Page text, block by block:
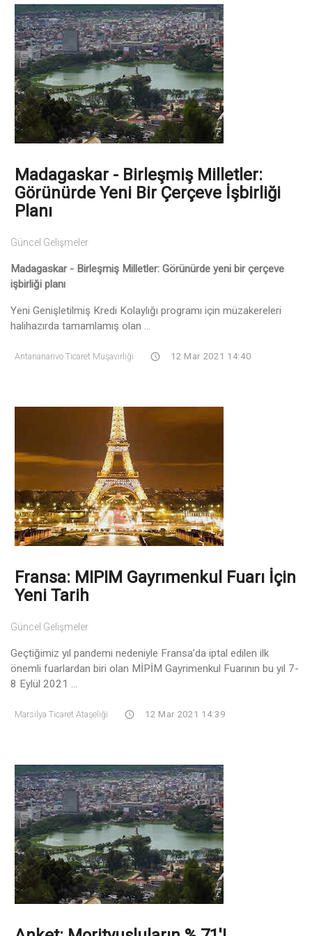
Madagaskar - Birleşmiş Milletler:
Görünürde Yeni Bir Çerçeve İşbirliği
Planı
Güncel Gelişmeler
Madagaskar - Birleşmiş Milletler: Görünürde yeni bir çerçeve
işbirliği planı
Yeni Genişletilmiş Kredi Kolaylığı programı için müzakereleri
halihazırda tamamlamış olan ...
Antananarivo Ticaret Müşavirliği 12 Mar 2021 14:40
Fransa: MIPIM Gayrımenkul Fuarı İçin
Yeni Tarih
Güncel Gelişmeler
Geçtiğimiz yıl pandemi nedeniyle Fransa’da iptal edilen ilk
önemli fuarlardan biri olan MİPİM Gayrimenkul Fuarının bu yıl 7-
8 Eylül 2021 ...
Marsilya Ticaret Ataşeliği 12 Mar 2021 14:39